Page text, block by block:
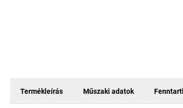
Termékleírás Műszaki adatok